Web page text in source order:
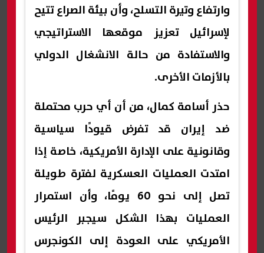
وارتفاع وتيرة التسلح، وأن بيئة الصراع تتيح
لإسرائيل تعزيز موقعها الاستراتيجي
والاستفادة من حالة الانشغال الدولي
بالأزمات الأخرى.
حذر أسامة كمال، من أن أي حرب محتملة
ضد إيران قد تفرض قيودًا سياسية
وقانونية على الإدارة الأمريكية، خاصة إذا
امتدت العمليات العسكرية لفترة طويلة
تصل إلى نحو 60 يومًا، وأن استمرار
العمليات بهذا الشكل سيجبر الرئيس
الأمريكي على العودة إلى الكونجرس